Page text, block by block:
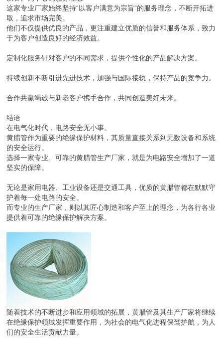
这家专业厂家始终坚持“以客户满意为宗旨”的服务理念，不断开拓进
取，追求市场完美。
他们不仅提供优良的产品，更注重建立优质的信誉和服务体系，致力
于为客户创造良好的经济效益。
定制化服务针对客户的不同需求，提供个性化的产品解决方案。
持续创新不断引进先进技术，加强与国际接轨，保持产品的竞争力。
合作共赢竭诚与新老客户携手合作，共同创造美好未来。
结语
在电气化时代，电路安全无小事。
黄腊管作为重要的绝缘保护材料，其质量直接关系到无数设备和系统
的安全运行。
选择一家专业、可靠的黄腊管生产厂家，就是为电路安全增加了一道
坚实的保障。
无论是家用电器、工业设备还是交通工具，优质的黄腊管都在默默守
护着每一处电路的安全。
而专业的生产厂家，则以其匠心制造和客户至上的理念，为各行各业
提供着可靠的绝缘保护解决方案。
随着技术的不断进步和应用领域的拓展，黄腊管及其生产厂家将继续
在绝缘保护领域发挥重要作用，为社会的电气化进程保驾护航，为人
们的安全生活贡献力量。